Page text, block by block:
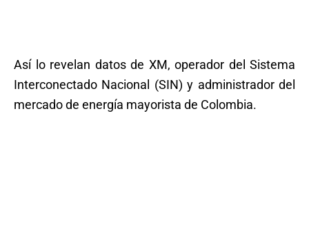
Así lo revelan datos de XM, operador del Sistema
Interconectado Nacional (SIN) y administrador del
mercado de energía mayorista de Colombia.